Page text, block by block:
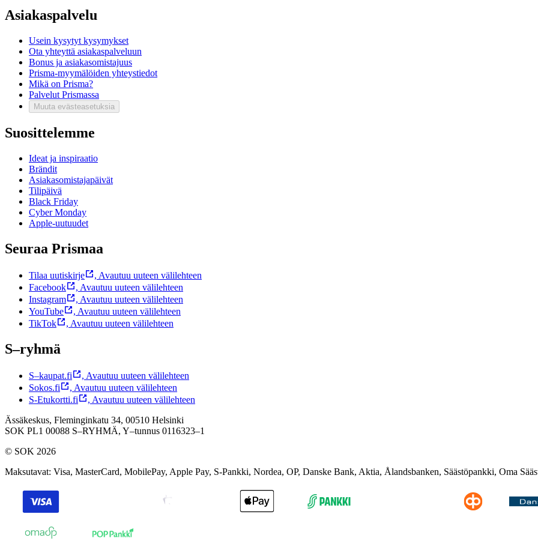
Asiakaspalvelu
Usein kysytyt kysymykset
Ota yhteyttä asiakaspalveluun
Bonus ja asiakasomistajuus
Prisma-myymälöiden yhteystiedot
Mikä on Prisma?
Palvelut Prismassa
Muuta evästeasetuksia
Suosittelemme
Ideat ja inspiraatio
Brändit
Asiakasomistajapäivät
Tilipäivä
Black Friday
Cyber Monday
Apple-uutuudet
Seuraa Prismaa
Tilaa uutiskirje , Avautuu uuteen välilehteen
Facebook
, Avautuu uuteen välilehteen
Instagram
, Avautuu uuteen välilehteen
YouTube
, Avautuu uuteen välilehteen
TikTok
, Avautuu uuteen välilehteen
S–ryhmä
S–kaupat.fi , Avautuu uuteen välilehteen
Sokos.fi
, Avautuu uuteen välilehteen
S-Etukortti.fi
, Avautuu uuteen välilehteen
Ässäkeskus, Fleminginkatu 34, 00510 Helsinki
SOK PL1 00088 S–RYHMÄ, Y–tunnus 0116323–1
© SOK 2026
Maksutavat: Visa, MasterCard, MobilePay, Apple Pay, S-Pankki, Nordea, OP, Danske Bank, Aktia, Ålandsbanken, Säästöpankki, Oma